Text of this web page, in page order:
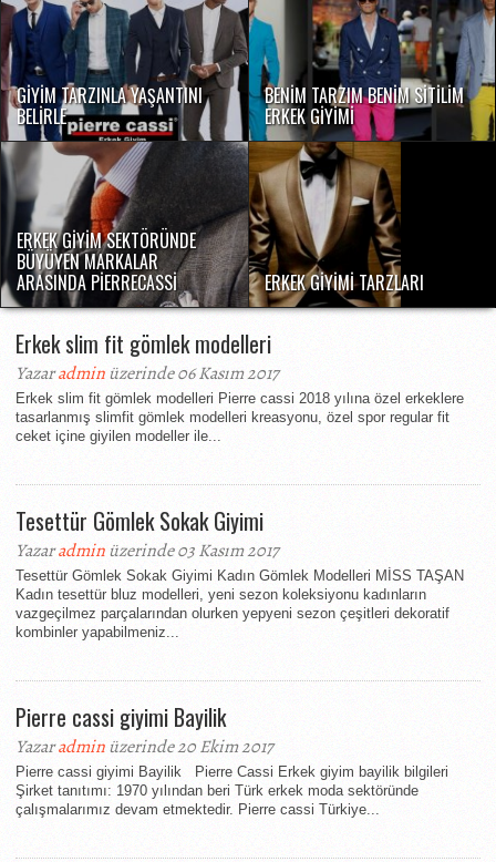
GIYIM TARZINLA YAŞANTINI
BELIRLE
BENIM TARZIM BENIM SITILIM
ERKEK GIYIMI
ERKEK GIYIM SEKTÖRÜNDE
BÜYÜYEN MARKALAR
ARASINDA PIERRECASSI ERKEK GIYIMI TARZLARI
Erkek slim fit gömlek modelleri
Yazaradminüzerinde 06 Kasım 2017
Erkek slim fit gömlek modelleri Pierre cassi 2018 yılına özel erkeklere
tasarlanmış slimfit gömlek modelleri kreasyonu, özel spor regular fit
ceket içine giyilen modeller ile...
Tesettür Gömlek Sokak Giyimi
Yazaradminüzerinde 03 Kasım 2017
Tesettür Gömlek Sokak Giyimi Kadın Gömlek Modelleri MİSS TAŞAN
Kadın tesettür bluz modelleri, yeni sezon koleksiyonu kadınların
vazgeçilmez parçalarından olurken yepyeni sezon çeşitleri dekoratif
kombinler yapabilmeniz...
Pierre cassi giyimi Bayilik
Yazaradminüzerinde 20 Ekim 2017
Pierre cassi giyimi Bayilik Pierre Cassi Erkek giyim bayilik bilgileri
Şirket tanıtımı: 1970 yılından beri Türk erkek moda sektöründe
çalışmalarımız devam etmektedir. Pierre cassi Türkiye...